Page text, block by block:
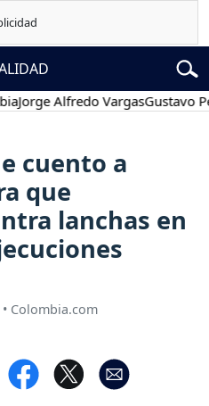
Alfredo VargasGustavo Petro
cuento a
que
lanchas en
• Colombia.com